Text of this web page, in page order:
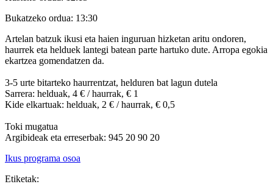
Bukatzeko ordua: 13:30
Artelan batzuk ikusi eta haien inguruan hizketan aritu ondoren,
haurrek eta helduek lantegi batean parte hartuko dute. Arropa egokia
ekartzea gomendatzen da.
3-5 urte bitarteko haurrentzat, helduren bat lagun dutela
Sarrera: helduak, 4 € / haurrak, € 1
Kide elkartuak: helduak, 2 € / haurrak, € 0,5
Toki mugatua
Argibideak eta erreserbak: 945 20 90 20
Ikus programa osoa
Etiketak: